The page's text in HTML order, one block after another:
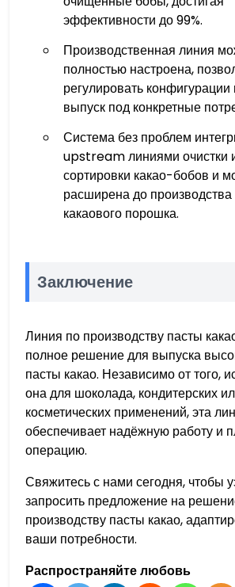
эффективности до 99%.
Производственная линия
полностью настроена,
регулировать
выпуск под конкретные
Система без проблем
upstream линиями очистки
сортировки какао-бобов и
расширена до производства
какаового порошка.
Заключение
Линия по производству пасты
полное решение для выпуска
пасты какао. Независимо от того,
она для шоколада, кондитерских
косметических применений, эта
обеспечивает надёжную работу и
операцию.
Свяжитесь с нами сегодня, чтобы
запросить предложение на
производству пасты какао,
ваши потребности.
Распространяйте любовь